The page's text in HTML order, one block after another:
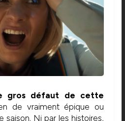
gros défaut de cette
de vraiment épique ou
saison. Ni par les histoires,